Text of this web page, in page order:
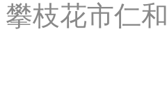
攀枝花市仁